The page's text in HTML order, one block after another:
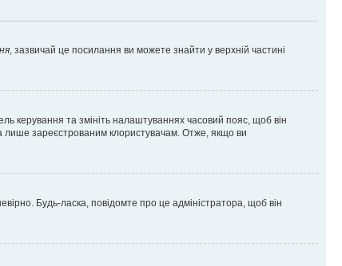
, зазвичай це посилання ви можете знайти у верхній частині
керування та змініть налаштуваннях часовий пояс, щоб він
лише зареєстрованим клористувачам. Отже, якщо ви
Будь-ласка, повідомте про це адміністратора, щоб він